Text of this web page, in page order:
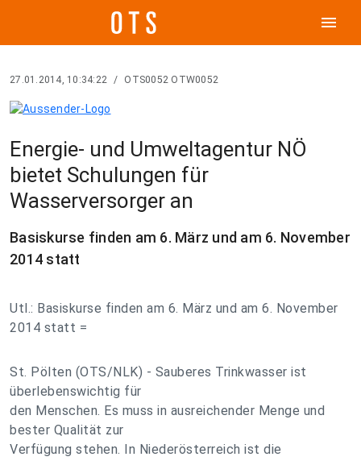
menu
27.01.2014, 10:34:22 / OTS0052 OTW0052
Energie- und Umweltagentur NÖ
bietet Schulungen für
Wasserversorger an
Basiskurse finden am 6. März und am 6. November
2014 statt
Utl.: Basiskurse finden am 6. März und am 6. November
2014 statt =
St. Pölten (OTS/NLK) - Sauberes Trinkwasser ist
überlebenswichtig für
den Menschen. Es muss in ausreichender Menge und
bester Qualität zur
Verfügung stehen. In Niederösterreich ist die